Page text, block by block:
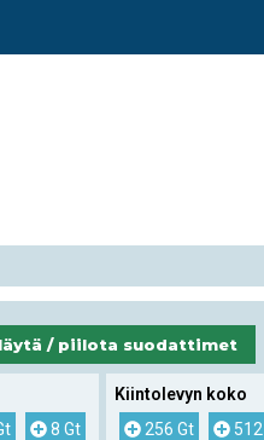
/ piilota suodattimet
8 Gt
Kiintolevyn koko
256 Gt
512